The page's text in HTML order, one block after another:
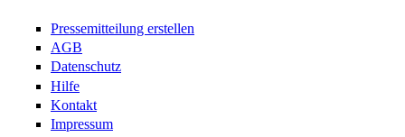
Pressemitteilung erstellen
AGB
Datenschutz
Hilfe
Kontakt
Impressum